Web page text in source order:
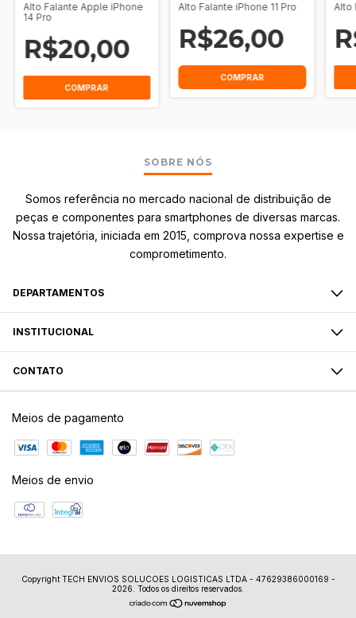
Alto Falante Apple iPhone
14 Pro
R$20,00
COMPRAR
Alto Falante iPhone 11 Pro
R$26,00
Alto
SOBRE NÓS
Somos referência no mercado nacional de distribuição de
peças e componentes para smartphones de diversas marcas.
Nossa trajetória, iniciada em 2015, comprova nossa expertise e
comprometimento.
DEPARTAMENTOS
INSTITUCIONAL
CONTATO
Meios de pagamento
Meios de envio
Copyright TECH ENVIOS SOLUCOES LOGISTICAS LTDA - 47629386000169 -
2026. Todos os direitos reservados.